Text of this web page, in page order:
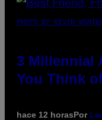
PHOTO BY KEVIN
3 Millennial
You Think
hace 12 horasPor